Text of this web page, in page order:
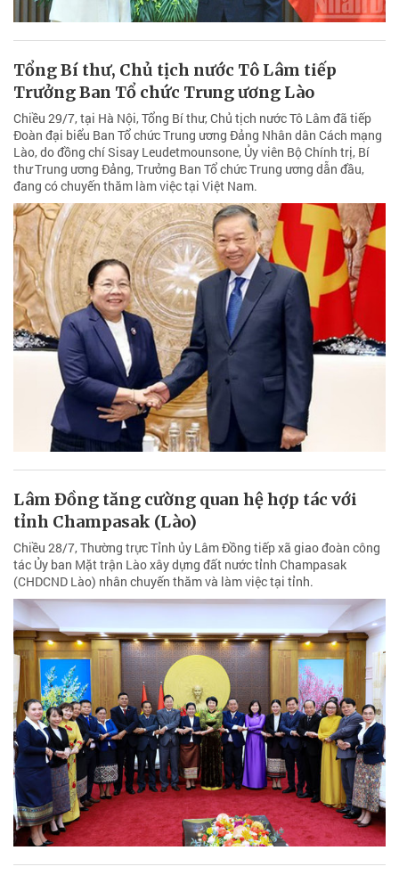
Tổng Bí thư, Chủ tịch nước Tô Lâm tiếp
Trưởng Ban Tổ chức Trung ương Lào
Chiều 29/7, tại Hà Nội, Tổng Bí thư, Chủ tịch nước Tô Lâm đã tiếp
Đoàn đại biểu Ban Tổ chức Trung ương Đảng Nhân dân Cách mạng
Lào, do đồng chí Sisay Leudetmounsone, Ủy viên Bộ Chính trị, Bí
thư Trung ương Đảng, Trưởng Ban Tổ chức Trung ương dẫn đầu,
đang có chuyến thăm làm việc tại Việt Nam.
Lâm Đồng tăng cường quan hệ hợp tác với
tỉnh Champasak (Lào)
Chiều 28/7, Thường trực Tỉnh ủy Lâm Đồng tiếp xã giao đoàn công
tác Ủy ban Mặt trận Lào xây dựng đất nước tỉnh Champasak
(CHDCND Lào) nhân chuyến thăm và làm việc tại tỉnh.